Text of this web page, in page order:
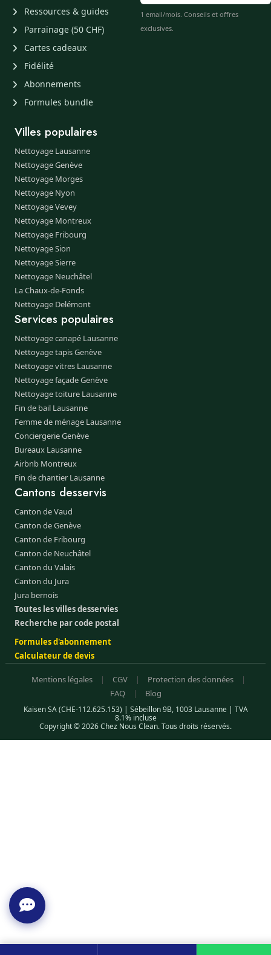
Ressources & guides
Parrainage (50 CHF)
Cartes cadeaux
Fidélité
Abonnements
Formules bundle
1 email/mois. Conseils et offres
exclusives.
Villes populaires
Nettoyage Lausanne
Nettoyage Genève
Nettoyage Morges
Nettoyage Nyon
Nettoyage Vevey
Nettoyage Montreux
Nettoyage Fribourg
Nettoyage Sion
Nettoyage Sierre
Nettoyage Neuchâtel
La Chaux-de-Fonds
Nettoyage Delémont
Services populaires
Nettoyage canapé Lausanne
Nettoyage tapis Genève
Nettoyage vitres Lausanne
Nettoyage façade Genève
Nettoyage toiture Lausanne
Fin de bail Lausanne
Femme de ménage Lausanne
Conciergerie Genève
Bureaux Lausanne
Airbnb Montreux
Fin de chantier Lausanne
Cantons desservis
Canton de Vaud
Canton de Genève
Canton de Fribourg
Canton de Neuchâtel
Canton du Valais
Canton du Jura
Jura bernois
Toutes les villes desservies
Recherche par code postal
Formules d'abonnement
Calculateur de devis
Mentions légales | CGV | Protection des données
|
FAQ
| Blog
Kaisen SA (CHE-112.625.153) | Sébeillon 9B, 1003 Lausanne | TVA
8.1% incluse
Copyright © 2026 Chez Nous Clean. Tous droits réservés.